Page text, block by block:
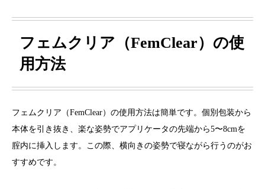
フェムクリア（FemClear）の使
用方法
フェムクリア（FemClear）の使用方法は簡単です。個別包装から
本体を引き抜き、楽な姿勢でアプリケータの先端から5〜8cmを
腟内に挿入します。この際、横向きの姿勢で寝ながら行うのがお
すすめです。